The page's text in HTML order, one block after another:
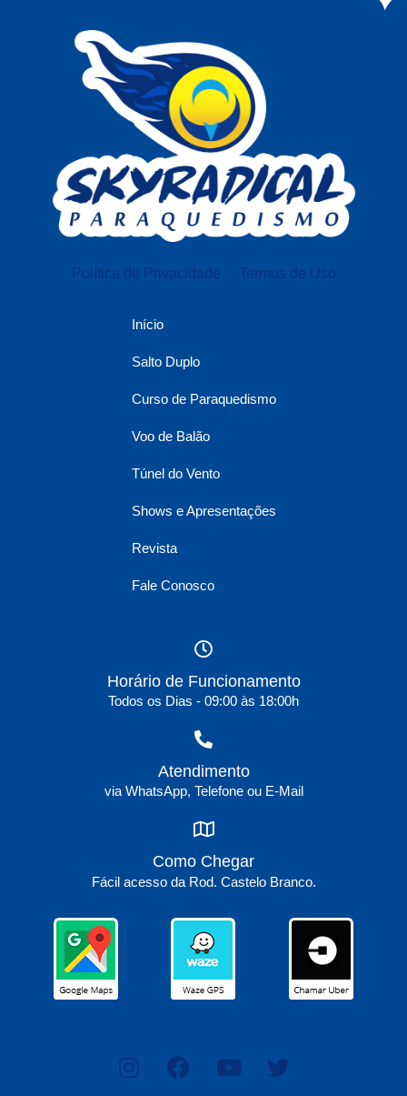
Política de Privacidade Termos de Uso
Início
Salto Duplo
Curso de Paraquedismo
Voo de Balão
Túnel do Vento
Shows e Apresentações
Revista
Fale Conosco
Horário de Funcionamento
Todos os Dias - 09:00 às 18:00h
Atendimento
via WhatsApp, Telefone ou E-Mail
Como Chegar
Fácil acesso da Rod. Castelo Branco.